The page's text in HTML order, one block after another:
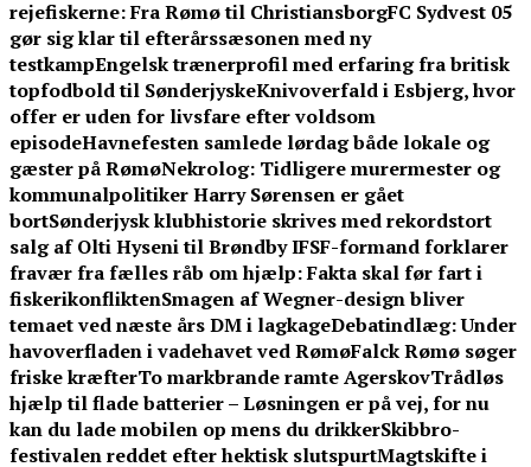
rejefiskerne: Fra Rømø til ChristiansborgFC Sydvest 05
gør sig klar til efterårssæsonen med ny
testkampEngelsk trænerprofil med erfaring fra britisk
topfodbold til SønderjyskeKnivoverfald i Esbjerg, hvor
offer er uden for livsfare efter voldsom
episodeHavnefesten samlede lørdag både lokale og
gæster på RømøNekrolog: Tidligere murermester og
kommunalpolitiker Harry Sørensen er gået
bortSønderjysk klubhistorie skrives med rekordstort
salg af Olti Hyseni til Brøndby IFSF-formand forklarer
fravær fra fælles råb om hjælp: Fakta skal før fart i
fiskerikonfliktenSmagen af Wegner-design bliver
temaet ved næste års DM i lagkageDebatindlæg: Under
havoverfladen i vadehavet ved RømøFalck Rømø søger
friske kræfterTo markbrande ramte AgerskovTrådløs
hjælp til flade batterier – Løsningen er på vej, for nu
kan du lade mobilen op mens du drikkerSkibbro-
festivalen reddet efter hektisk slutspurtMagtskifte i